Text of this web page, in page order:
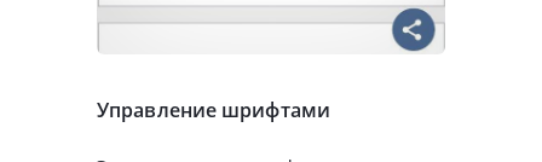
Управление шрифтами